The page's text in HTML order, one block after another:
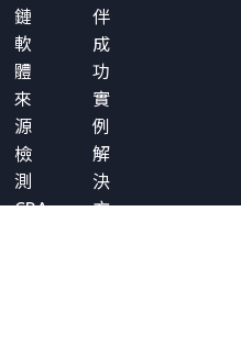
鏈
軟
體
來
源
檢
測
CRA
伴
成
功
實
例
解
決
方